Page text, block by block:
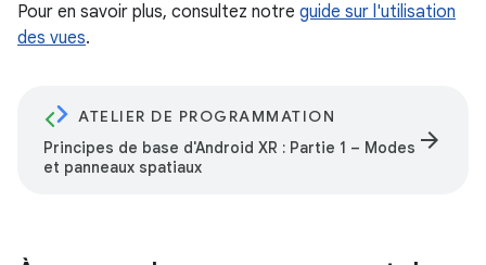
Pour en savoir plus, consultez notre guide sur l'utilisation
des vues.
ATELIER DE PROGRAMMATION
Principes de base d'Android XR : Partie 1 – Modes
et panneaux spatiaux
arrow_forward